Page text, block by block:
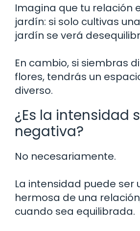
Imagina que tu relación
jardín: si solo cultivas
jardín se verá
En cambio, si siembras
flores, tendrás un
diverso.
¿Es la intensidad
negativa?
No necesariamente.
La intensidad puede ser
hermosa de una
cuando sea equilibrada.